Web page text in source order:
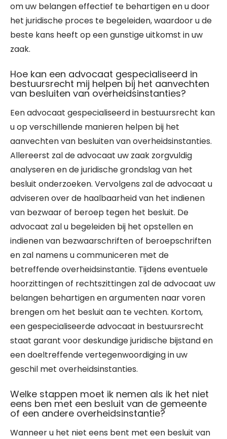
om uw belangen effectief te behartigen en u door
het juridische proces te begeleiden, waardoor u de
beste kans heeft op een gunstige uitkomst in uw
zaak.
Hoe kan een advocaat gespecialiseerd in
bestuursrecht mij helpen bij het aanvechten
van besluiten van overheidsinstanties?
Een advocaat gespecialiseerd in bestuursrecht kan
u op verschillende manieren helpen bij het
aanvechten van besluiten van overheidsinstanties.
Allereerst zal de advocaat uw zaak zorgvuldig
analyseren en de juridische grondslag van het
besluit onderzoeken. Vervolgens zal de advocaat u
adviseren over de haalbaarheid van het indienen
van bezwaar of beroep tegen het besluit. De
advocaat zal u begeleiden bij het opstellen en
indienen van bezwaarschriften of beroepschriften
en zal namens u communiceren met de
betreffende overheidsinstantie. Tijdens eventuele
hoorzittingen of rechtszittingen zal de advocaat uw
belangen behartigen en argumenten naar voren
brengen om het besluit aan te vechten. Kortom,
een gespecialiseerde advocaat in bestuursrecht
staat garant voor deskundige juridische bijstand en
een doeltreffende vertegenwoordiging in uw
geschil met overheidsinstanties.
Welke stappen moet ik nemen als ik het niet
eens ben met een besluit van de gemeente
of een andere overheidsinstantie?
Wanneer u het niet eens bent met een besluit van